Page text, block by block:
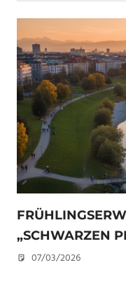
„SCHWARZEN
07/03/2026